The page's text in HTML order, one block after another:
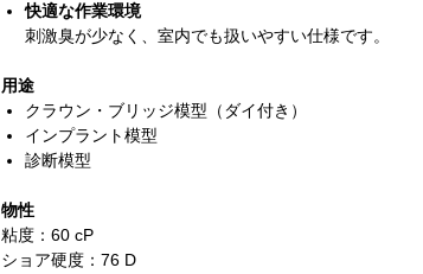
快適な作業環境
刺激臭が少なく、室内でも扱いやすい仕様です。
用途
クラウン・ブリッジ模型（ダイ付き）
インプラント模型
診断模型
物性
粘度：60 cP
ショア硬度：76 D